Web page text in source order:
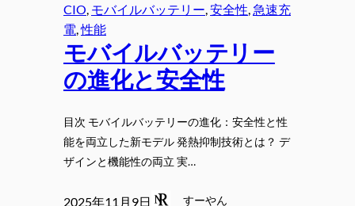
CIO, モバイルバッテリー, 安全性, 急速充
電, 性能
モバイルバッテリー
の進化と安全性
目次 モバイルバッテリーの進化：安全性と性
能を両立した新モデル 発熱抑制技術とは？ デ
ザインと機能性の両立 実…
2025年11月9日 すーやん